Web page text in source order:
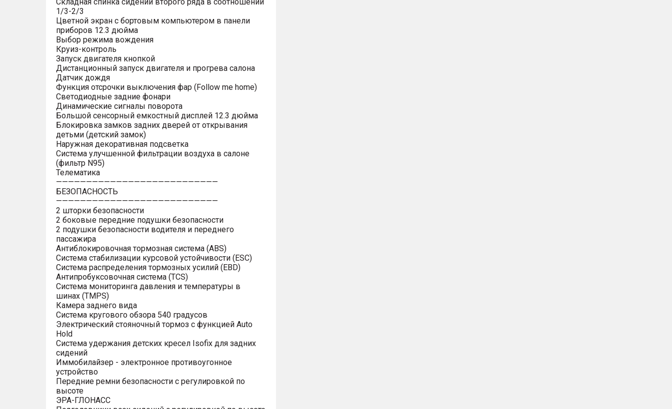
1/3-2/3
Цветной экран с бортовым компьютером в панели
приборов 12.3 дюйма
Выбор режима вождения
Круиз-контроль
Запуск двигателя кнопкой
Дистанционный запуск двигателя и прогрева салона
Датчик дождя
Функция отсрочки выключения фар (Follow me home)
Светодиодные задние фонари
Динамические сигналы поворота
Большой сенсорный емкостный дисплей 12.3 дюйма
Блокировка замков задних дверей от открывания
детьми (детский замок)
Наружная декоративная подсветка
Система улучшенной фильтрации воздуха в салоне
(фильтр N95)
Телематика
———————————————————————————
БЕЗОПАСНОСТЬ
———————————————————————————
2 шторки безопасности
2 боковые передние подушки безопасности
2 подушки безопасности водителя и переднего
пассажира
Антиблокировочная тормозная система (ABS)
Система стабилизации курсовой устойчивости (ESC)
Система распределения тормозных усилий (EBD)
Антипробуксовочная система (TCS)
Система мониторинга давления и температуры в
шинах (TMPS)
Камера заднего вида
Система кругового обзора 540 градусов
Электрический стояночный тормоз с функцией Auto
Hold
Система удержания детских кресел Isofix для задних
сидений
Иммобилайзер - электронное противоугонное
устройство
Передние ремни безопасности с регулировкой по
высоте
ЭРА-ГЛОНАСС